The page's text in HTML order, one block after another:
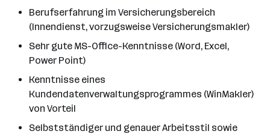
Berufserfahrung im Versicherungsbereich
(Innendienst, vorzugsweise Versicherungsmakler)
Sehr gute MS-Office-Kenntnisse (Word, Excel,
Power Point)
Kenntnisse eines
Kundendatenverwaltungsprogrammes (WinMakler)
von Vorteil
Selbstständiger und genauer Arbeitsstil sowie